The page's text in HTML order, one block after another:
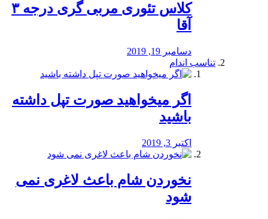
کلاس تئوری مربی گری درجه ۳
آقا
دسامبر 19, 2019
تناسب اندام
اگر میخواهید صورت تپل داشته
باشید
اکتبر 3, 2019
نخوردن شام باعث لاغری نمی
‌شود